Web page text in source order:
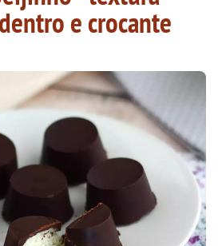
e crocante